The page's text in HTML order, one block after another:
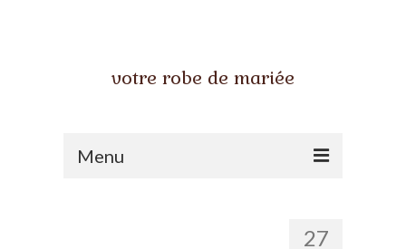
votre robe de mariée
Menu
27